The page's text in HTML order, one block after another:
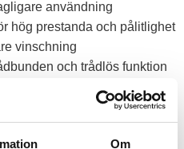
Om
användning
hög prestanda och pålitlighet
vinschning
och trådlös funktion
hållbarhet och